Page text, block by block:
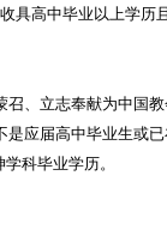
具高中毕业以上学历
、立志奉献为中国
应届高中毕业生或
科毕业学历。